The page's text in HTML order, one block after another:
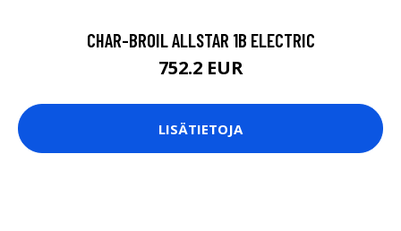
CHAR-BROIL ALLSTAR 1B ELECTRIC
752.2 EUR
LISÄTIETOJA